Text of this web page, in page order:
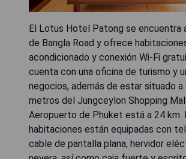
El Lotus Hotel Patong se encuentra
de Bangla Road y ofrece
acondicionado y conexión Wi-Fi
cuenta con una oficina de turismo y
negocios, además de estar situado a
metros del Jungceylon Shopping
Aeropuerto de Phuket está a 24 km.
habitaciones están equipadas con
cable de pantalla plana, hervidor